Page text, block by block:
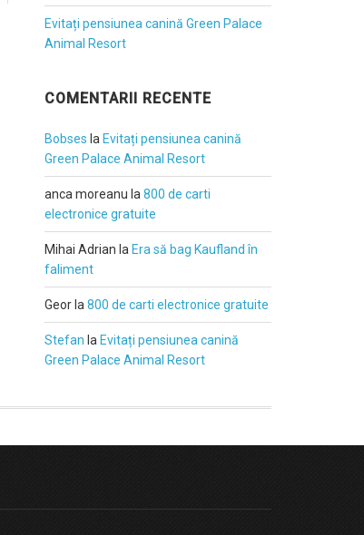
Evitați pensiunea canină Green Palace
Animal Resort
COMENTARII RECENTE
Bobses la Evitați pensiunea canină
Green Palace Animal Resort
anca moreanu la 800 de carti
electronice gratuite
Mihai Adrian la Era să bag Kaufland în
faliment
Geor la 800 de carti electronice gratuite
Stefan la Evitați pensiunea canină
Green Palace Animal Resort